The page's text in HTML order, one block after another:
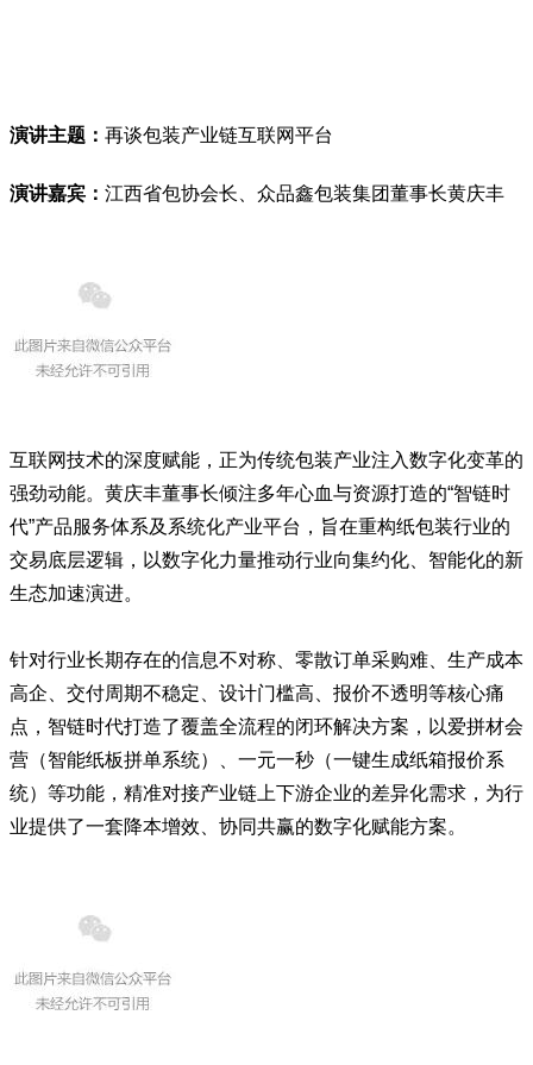
演讲主题： 再谈包装产业链互联网平台
演讲嘉宾： 江西省包协会长、众品鑫包装集团董事长黄庆丰
互联网技术的深度赋能，正为传统包装产业注入数字化变革的
强劲动能。黄庆丰董事长倾注多年心血与资源打造的“智链时
代”产品服务体系及系统化产业平台，旨在重构纸包装行业的
交易底层逻辑，以数字化力量推动行业向集约化、智能化的新
生态加速演进。
针对行业长期存在的信息不对称、零散订单采购难、生产成本
高企、交付周期不稳定、设计门槛高、报价不透明等核心痛
点，智链时代打造了覆盖全流程的闭环解决方案，以爱拼材会
营（智能纸板拼单系统）、一元一秒（一键生成纸箱报价系
统）等功能，精准对接产业链上下游企业的差异化需求，为行
业提供了一套降本增效、协同共赢的数字化赋能方案。